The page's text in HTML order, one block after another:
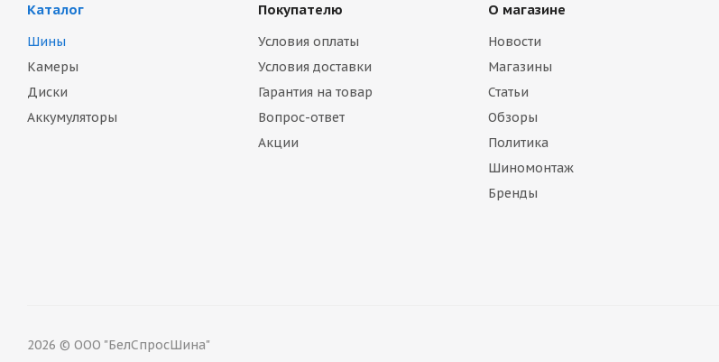
Каталог
Шины
Камеры
Диски
Аккумуляторы
Покупателю
Условия оплаты
Условия доставки
Гарантия на товар
Вопрос-ответ
Акции
О магазине
Новости
Магазины
Статьи
Обзоры
Политика
Шиномонтаж
Бренды
2026 © ООО "БелСпросШина"